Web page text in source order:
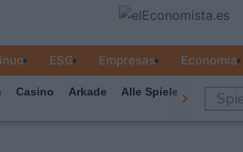
ESG Empresas Economía
Casino Arkade Alle Spiele